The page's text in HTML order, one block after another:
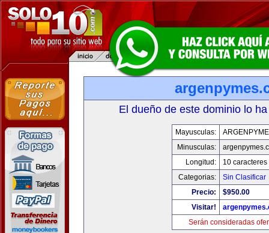
El dueño de este dominio lo
Mayusculas:
Minusculas:
Longitud:
10 caracteres
Categorias:
Sin Clasificar
Precio:
$950.00
Visitar!
Serán consideradas